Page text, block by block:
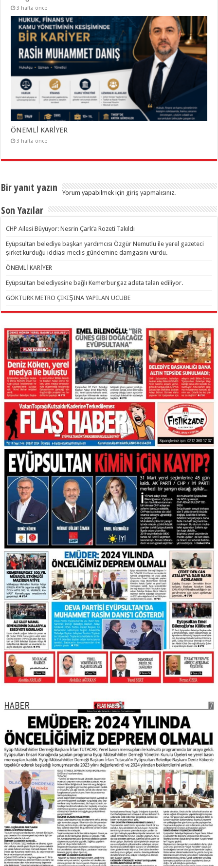
3 hafta önce
ÖNEMLİ KARİYER
3 hafta önce
Bir yanıt yazın Yorum yapabilmek için giriş yapmalısınız.
Son Yazılar
CHP Ailesi Büyüyor: Nesrin Çark’a Rozeti Takıldı
Eyüpsultan belediye başkan yardımcısı Özgür Nemutlu ile yerel gazeteci
şirket kurduğu iddiası meclis gündemine damgasını vurdu.
ÖNEMLİ KARİYER
Eyüpsultan belediyesine bağlı Kemerburgaz adeta talan ediliyor.
GÖKTÜRK METRO ÇIKIŞINA YAPILAN UCUBE